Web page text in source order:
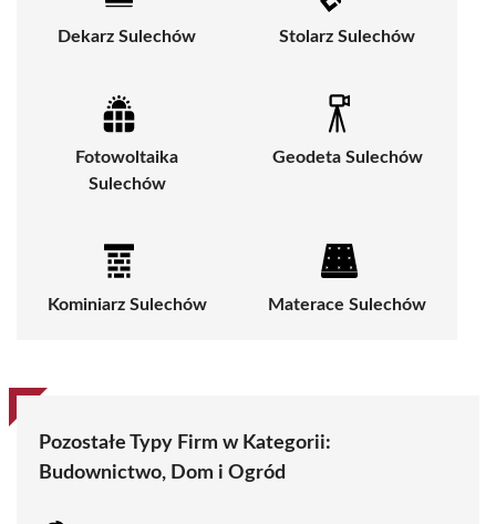
Dekarz Sulechów Stolarz Sulechów
Fotowoltaika
Sulechów
Geodeta Sulechów
Kominiarz Sulechów Materace Sulechów
Pozostałe Typy Firm w Kategorii:
Budownictwo, Dom i Ogród